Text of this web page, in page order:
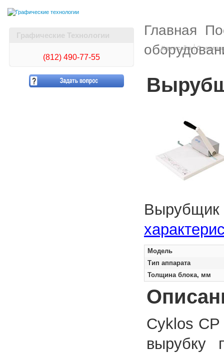
Карта сайта О
Графические Технологии
(812) 490-77-55
Главная
Вырубщик
Модель
Тип аппарата
Толщина блока, мм
Cyklos CP
вырубку